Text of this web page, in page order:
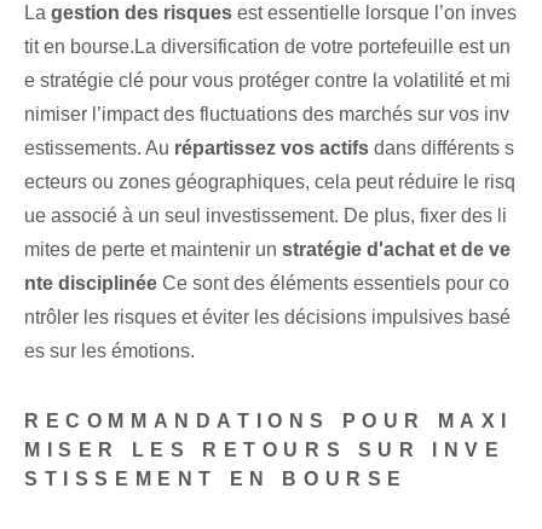
La gestion des risques est essentielle lorsque l’on inves
tit en bourse.La diversification de votre portefeuille est un
e stratégie clé pour vous protéger contre la volatilité et mi
nimiser l’impact des fluctuations des marchés sur vos inv
estissements. Au répartissez vos actifs dans différents s
ecteurs ou zones géographiques, cela peut réduire le risq
ue associé à un seul investissement. ‍De plus, fixer des li
mites de perte et maintenir un stratégie d'achat et de ve
nte disciplinée Ce sont des éléments essentiels pour co
ntrôler les risques et éviter les décisions impulsives basé
es sur les émotions.
RECOMMANDATIONS POUR MAXI
MISER LES RETOURS SUR INVE
STISSEMENT EN BOURSE